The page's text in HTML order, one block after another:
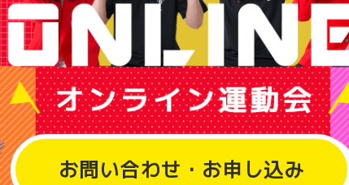
お問い合わせ・お申し込み